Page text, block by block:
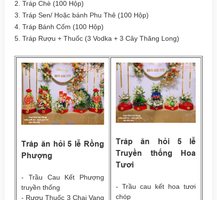
2. Tráp Chè (100 Hộp)
3. Tráp Sen/ Hoặc bánh Phu Thê (100 Hộp)
4. Tráp Bánh Cốm (100 Hộp)
5. Tráp Rượu + Thuốc (3 Vodka + 3 Cây Thăng Long)
Tráp ăn hỏi 5 lễ Rồng
Phượng
- Trầu Cau Kết Phượng
truyền thống
- Rượu Thuốc 3 Chai Vang
Tráp ăn hỏi 5 lễ
Truyền thống Hoa
Tươi
- Trầu cau kết hoa tươi
chóp